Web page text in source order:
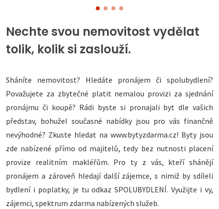
Nechte svou nemovitost vydělat
tolik, kolik si zaslouží.
Sháníte nemovitost? Hledáte pronájem či spolubydlení?
Považujete za zbytečné platit nemalou provizi za sjednání
pronájmu či koupě? Rádi byste si pronajali byt dle vašich
představ, bohužel současné nabídky jsou pro vás finančně
nevýhodné? Zkuste hledat na www.bytyzdarma.cz! Byty jsou
zde nabízené přímo od majitelů, tedy bez nutnosti placení
provize realitním makléřům. Pro ty z vás, kteří shánějí
pronájem a zároveň hledají další zájemce, s nimiž by sdíleli
bydlení i poplatky, je tu odkaz SPOLUBYDLENÍ. Využijte i vy,
zájemci, spektrum zdarma nabízených služeb.